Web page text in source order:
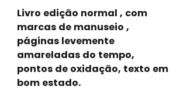
Livro edição normal , com
marcas de manuseio ,
páginas levemente
amareladas do tempo,
pontos de oxidação, texto em
bom estado.